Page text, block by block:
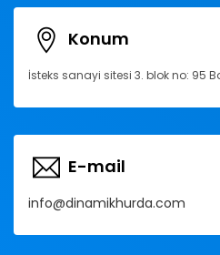
Konum
İsteks sanayi sitesi 3. blok no: 95
E-mail
info@dinamikhurda.com